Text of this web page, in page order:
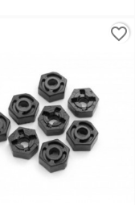
favorite_border